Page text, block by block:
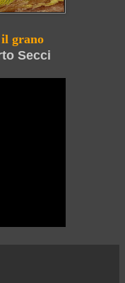
il grano
Secci